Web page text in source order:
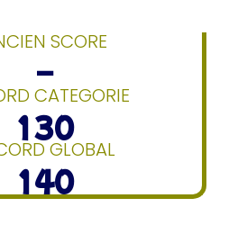
SCORE
–
CATEGORIE
130
GLOBAL
140